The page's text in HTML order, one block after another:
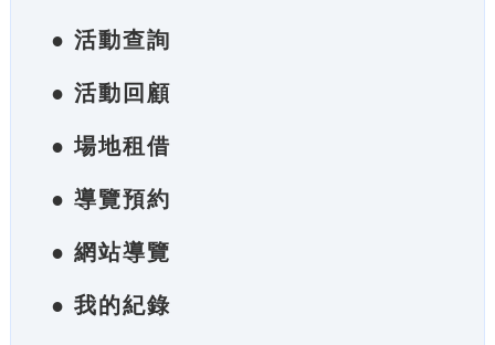
● 活動查詢
● 活動回顧
● 場地租借
● 導覽預約
● 網站導覽
● 我的紀錄